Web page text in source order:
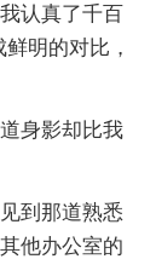
认真了千百
明的对比，
身影却比我
到那道熟悉
他办公室的